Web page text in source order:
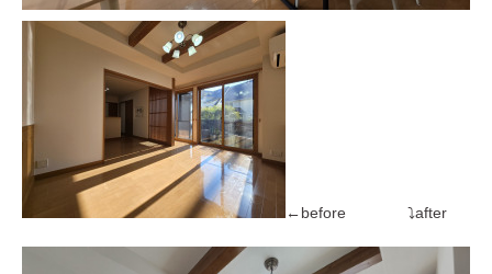
←before ⤵after